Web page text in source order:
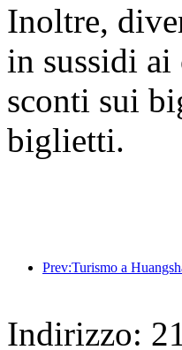
Inoltre,
in sussidi ai
sconti sui
biglietti.
Indirizzo: